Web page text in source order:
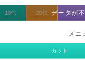
データが
10代 20代 30代
メニ
カット